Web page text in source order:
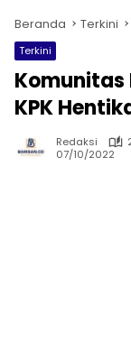
Beranda Terkini
Terkini
Komunitas
KPK
Redaksi
07/10/2022